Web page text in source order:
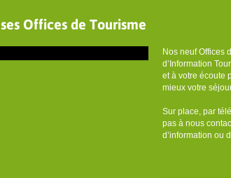
Offices de Tourisme
Nos neuf Offices
d’Information
et à votre écoute
mieux votre
Sur place, par
pas à nous
d’information ou